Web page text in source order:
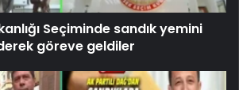
Seçiminde sandık yemini
göreve geldiler